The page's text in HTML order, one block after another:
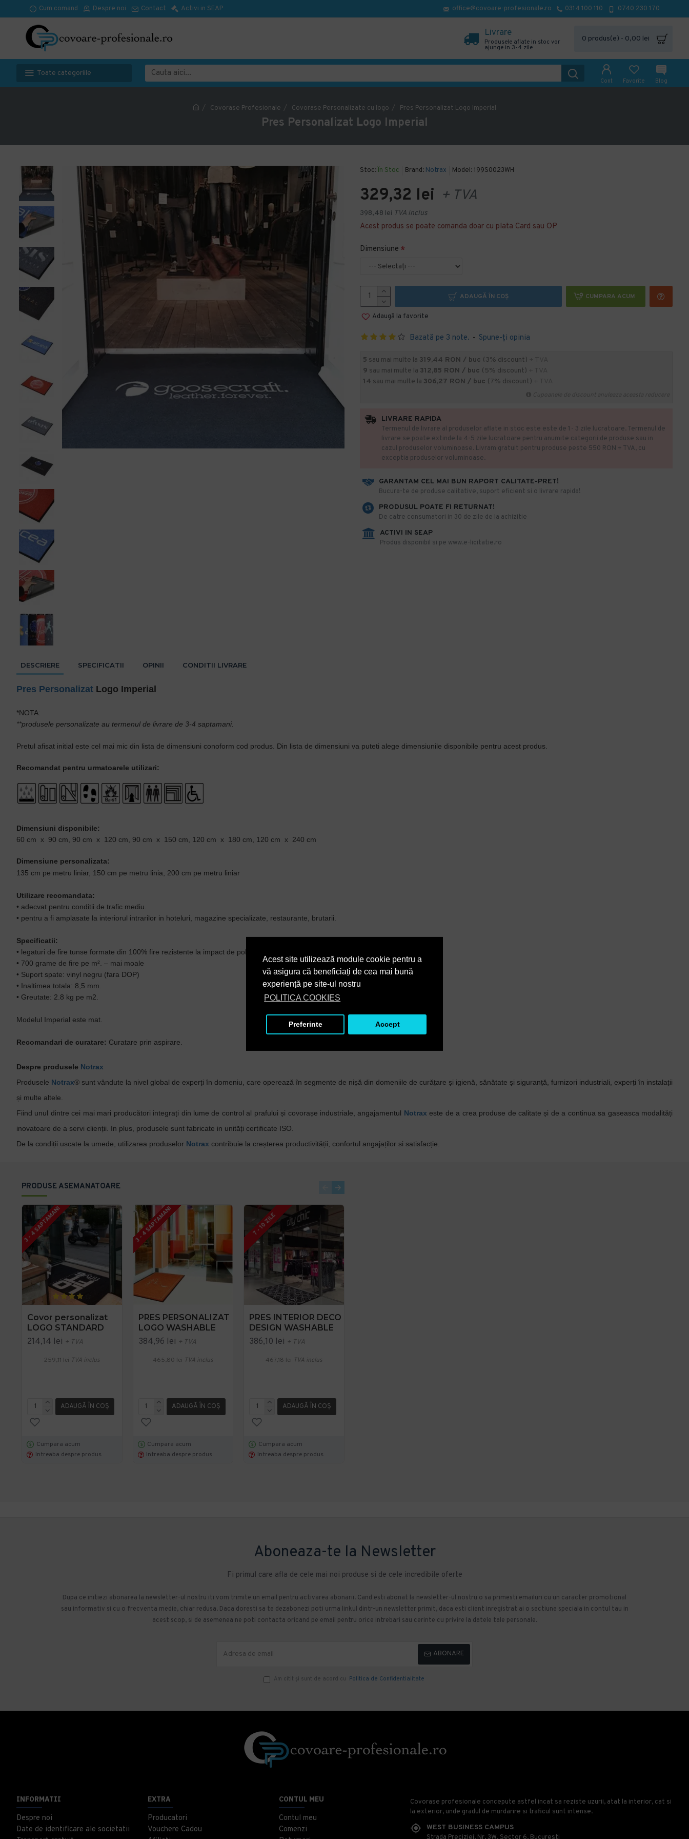
Acest site utilizează module cookie pentru a
vă asigura că beneficiați de cea mai bună
experiență pe site-ul nostru
POLITICA COOKIES
Preferinte Accept
Cum comand Despre noi Contact Activi in SEAP office@covoare-profesionale.ro 0314 100 110 0740 230 170
Livrare
Produsele aflate in stoc vor
ajunge in 3-4 zile
0 produs(e) - 0,00 lei
Toate categoriile
Cont Favorite Blog
Covorase Profesionale Covorase Personalizate cu logo Pres Personalizat Logo Imperial
Pres Personalizat Logo Imperial
Stoc: În Stoc Brand: Notrax Model:199S0023WH
Bazată pe 3 note. - Spune-ţi opinia
329,32 lei + TVA
398,48 lei TVA inclus
Acest produs se poate comanda doar cu plata Card sau OP
Dimensiune
ADAUGĂ ÎN COŞ CUMPARA ACUM
Adaugă la favorite
5 sau mai multe la 319,44 RON / buc (3% discount)
9 sau mai multe la 312,85 RON / buc (5% discount)
14 sau mai multe la 306,27 RON / buc (7% discount)
GARANTAM CEL MAI BUN RAPORT CALITATE-PRET!
​Bucura-te de produse calitative, suport eficient si o livrare rapida!
PRODUSUL POATE FI RETURNAT!
De catre consumatori in 30 de zile de la achizitie
ACTIVI IN SEAP
Produs disponibil si pe www.e-licitatie.ro
LIVRARE RAPIDA
Termenul de livrare al produselor aflate in stoc este este de 1- 3 zile lucratoare. Termenul de
livrare se poate extinde la 4-5 zile lucratoare pentru anumite categorii de produse sau in
cazul produselor voluminoase. Livram gratuit pentru produse peste 550 RON + TVA, cu
exceptia produselor voluminoase.
DESCRIERE SPECIFICATII OPINII CONDITII LIVRARE
Pres Personalizat Logo Imperial
*NOTA:
**produsele personalizate au termenul de livrare de 3-4 saptamani.
Pretul afisat initial este cel mai mic din lista de dimensiuni conoform cod produs. Din lista de dimensiuni va puteti alege dimensiunile disponibile pentru acest produs.
Recomandat pentru urmatoarele utilizari:
Dimensiuni disponibile:
60 cm x 90 cm, 90 cm x 120 cm, 90 cm x 150 cm, 120 cm x 180 cm, 120 cm x 240 cm
Dimensiune personalizata:
135 cm pe metru liniar, 150 cm pe metru linia, 200 cm pe metru liniar
Utilizare recomandata:
• adecvat pentru conditii de trafic mediu.
• pentru a fi amplasate la interiorul intrarilor in hoteluri, magazine specializate, restaurante, brutarii.
Specificatii:
• legaturi de fire tunse formate din 100% fire rezistente la impact de polyamida 6.6 rasucite.
• 700 grame de fire pe m². – mai moale
• Suport spate: vinyl negru (fara DOP)
• Inaltimea totala: 8,5 mm.
• Greutate: 2.8 kg pe m2.
Modelul Imperial este mat.
Recomandari de curatare: Curatare prin aspirare.
Despre produsele Notrax
Produsele Notrax® sunt vândute la nivel global de experți în domeniu, care operează în segmente de nișă din domeniile de curățare și igienă, sănătate și siguranță, furnizori industriali, experți în instalații
și multe altele.
Fiind unul dintre cei mai mari producători integrați din lume de control al prafului și covorașe industriale, angajamentul Notrax este de a crea produse de calitate și de a continua sa gaseasca modalități
inovatoare de a servi clienții. In plus, produsele sunt fabricate in unități certificate ISO.
De la condiții uscate la umede, utilizarea produselor Notrax contribuie la creșterea productivității, confortul angajaților si satisfacție.
PRODUSE ASEMANATOARE
3 - 4 SAPTAMANI
Covor personalizat
LOGO STANDARD
214,14 lei + TVA
259,11 lei TVA inclus
ADAUGĂ ÎN COŞ
Cumpara acum
Intreaba despre produs
3 - 4 SAPTAMANI
PRES PERSONALIZAT
LOGO WASHABLE
384,96 lei + TVA
465,80 lei TVA inclus
ADAUGĂ ÎN COŞ
Cumpara acum
Intreaba despre produs
7 - 10 ZILE
PRES INTERIOR DECO
DESIGN WASHABLE
386,10 lei + TVA
467,18 lei TVA inclus
ADAUGĂ ÎN COŞ
Cumpara acum
Intreaba despre produs
Aboneaza-te la Newsletter
Fi primul care afla de cele mai noi produse si de cele incredibile oferte
Dupa ce initiezi abonarea la newsletter-ul nostru iti vom trimite un email pentru activarea abonarii. Cand esti abonat la newsletter-ul nostru o sa primesti emailuri cu un caracter promotional
sau informativ si cu o frecventa medie, chiar redusa. Daca doresti sa te dezabonezi poti urma linkul dintr-un newsletter primit, daca esti client inregistrat ai o sectiune speciala in contul tau in
acest scop, si de asemenea ne poti contacta oricand pe email pentru orice intrebari sau cerinte cu privire la datele tale personale.
ABONARE
Am citit şi sunt de acord cu Politica de Confidentialitate
INFORMATII
Despre noi
Date de identificare ale societatii
EXTRA
Producatori
Vouchere Cadou
CONTUL MEU
Contul meu
Comenzi
Covorase profesionale concepute astfel incat sa reziste uzurii, atat la interior, cat si
la exterior, unde gradul de murdarire si traficul sunt intense.
WEST BUSINESS CAMPUS
Strada Preciziei, Nr, 3W, Sector 6, Bucuresti